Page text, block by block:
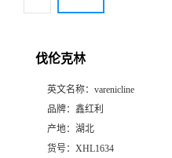
伐伦克林
英文名称： varenicline
品牌： 鑫红利
产地： 湖北
货号： XHL1634